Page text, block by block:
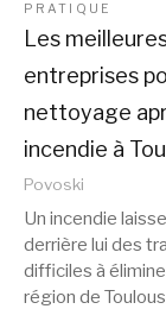
PRATIQUE
Les
entreprises
nettoyage
incendie à
Povoski
Un incendie
derrière lui des
difficiles à
région de